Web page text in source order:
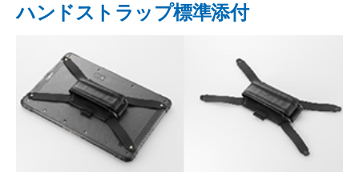
ハンドストラップ標準添付